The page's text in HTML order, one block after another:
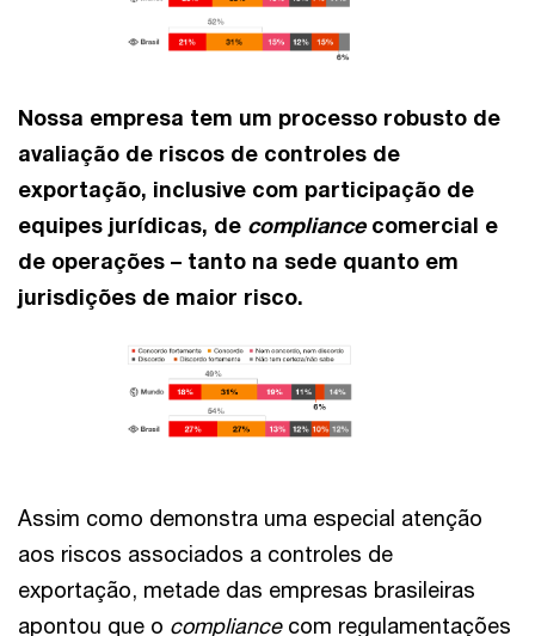
Nossa empresa tem um processo robusto de
avaliação de riscos de controles de
exportação, inclusive com participação de
equipes jurídicas, de compliancecomercial e
de operações – tanto na sede quanto em
jurisdições de maior risco.
Assim como demonstra uma especial atenção
aos riscos associados a controles de
exportação, metade das empresas brasileiras
apontou que o compliancecom regulamentações